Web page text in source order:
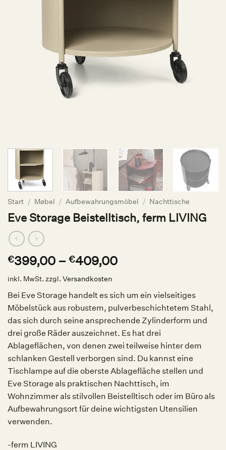
Start / Møbel / Aufbewahrungsmöbel / Nachttische
Eve Storage Beistelltisch, ferm LIVING
€399,00 – €409,00
inkl. MwSt. zzgl. Versandkosten
Bei Eve Storage handelt es sich um ein vielseitiges
Möbelstück aus robustem, pulverbeschichtetem Stahl,
das sich durch seine ansprechende Zylinderform und
drei große Räder auszeichnet. Es hat drei
Ablageflächen, von denen zwei teilweise hinter dem
schlanken Gestell verborgen sind. Du kannst eine
Tischlampe auf die oberste Ablagefläche stellen und
Eve Storage als praktischen Nachttisch, im
Wohnzimmer als stilvollen Beistelltisch oder im Büro als
Aufbewahrungsort für deine wichtigsten Utensilien
verwenden.
-ferm LIVING